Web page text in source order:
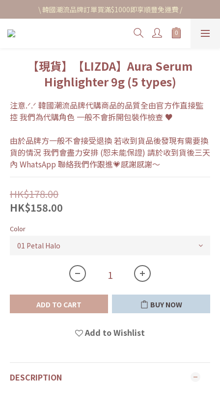
\ 韓國潮流品牌訂單買滿$1000即享順豐免運費 /
【現貨】【LIZDA】Aura Serum
Highlighter 9g (5 types)
注意.ᐟ.ᐟ 韓國潮流品牌代購商品的品質全由官方作直接監
控 我們為代購角色 一般不會拆開包裝作檢查 ♥
由於品牌方一般不會接受退換 若收到貨品後發現有需要換
貨的情況 我們會盡力安排 (恕未能保證) 請於收到貨後三天
內 WhatsApp 聯絡我們作跟進💗感謝感謝～
HK$178.00
HK$158.00
Color
ADD TO CART BUY NOW
Add to Wishlist
DESCRIPTION